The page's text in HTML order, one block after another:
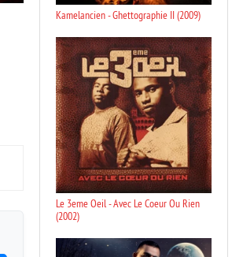
Kamelancien - Ghettographie II (2009)
Le 3eme Oeil - Avec Le Coeur Ou Rien
(2002)